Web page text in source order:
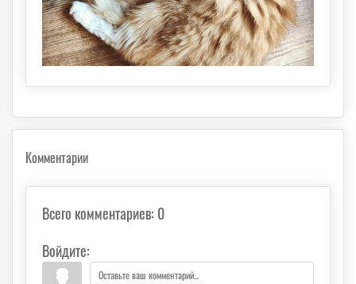
Комментарии
Всего комментариев: 0
Войдите: